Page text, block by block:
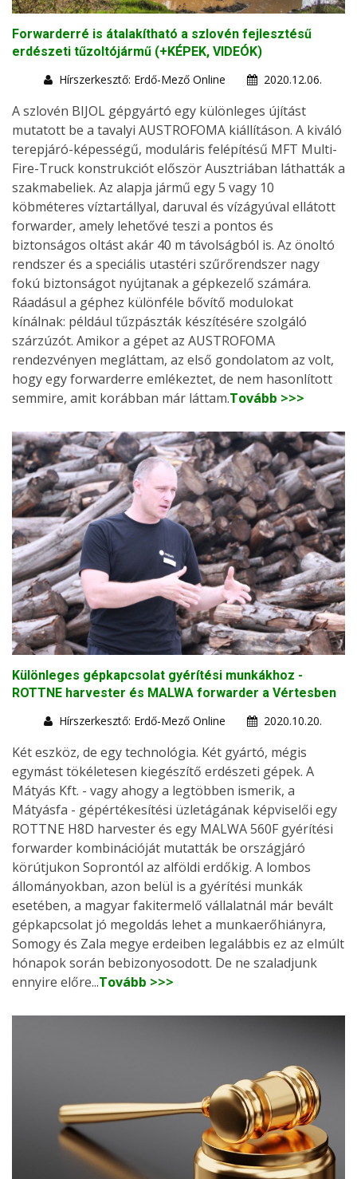
Forwarderré is átalakítható a szlovén fejlesztésű
erdészeti tűzoltójármű (+KÉPEK, VIDEÓK)
Hírszerkesztő: Erdő-Mező Online
2020.12.06.
A szlovén BIJOL gépgyártó egy különleges újítást
mutatott be a tavalyi AUSTROFOMA kiállításon. A kiváló
terepjáró-képességű, moduláris felépítésű MFT Multi-
Fire-Truck konstrukciót először Ausztriában láthatták a
szakmabeliek. Az alapja jármű egy 5 vagy 10
köbméteres víztartállyal, daruval és vízágyúval ellátott
forwarder, amely lehetővé teszi a pontos és
biztonságos oltást akár 40 m távolságból is. Az önoltó
rendszer és a speciális utastéri szűrőrendszer nagy
fokú biztonságot nyújtanak a gépkezelő számára.
Ráadásul a géphez különféle bővítő modulokat
kínálnak: például tűzpászták készítésére szolgáló
szárzúzót. Amikor a gépet az AUSTROFOMA
rendezvényen megláttam, az első gondolatom az volt,
hogy egy forwarderre emlékeztet, de nem hasonlított
semmire, amit korábban már láttam.Tovább >>>
Különleges gépkapcsolat gyérítési munkákhoz -
ROTTNE harvester és MALWA forwarder a Vértesben
Hírszerkesztő: Erdő-Mező Online
2020.10.20.
Két eszköz, de egy technológia. Két gyártó, mégis
egymást tökéletesen kiegészítő erdészeti gépek. A
Mátyás Kft. - vagy ahogy a legtöbben ismerik, a
Mátyásfa - gépértékesítési üzletágának képviselői egy
ROTTNE H8D harvester és egy MALWA 560F gyérítési
forwarder kombinációját mutatták be országjáró
körútjukon Soprontól az alföldi erdőkig. A lombos
állományokban, azon belül is a gyérítési munkák
esetében, a magyar fakitermelő vállalatnál már bevált
gépkapcsolat jó megoldás lehet a munkaerőhiányra,
Somogy és Zala megye erdeiben legalábbis ez az elmúlt
hónapok során bebizonyosodott. De ne szaladjunk
ennyire előre...Tovább >>>